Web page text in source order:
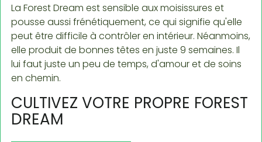
La Forest Dream est sensible aux moisissures et
pousse aussi frénétiquement, ce qui signifie qu'elle
peut être difficile à contrôler en intérieur. Néanmoins,
elle produit de bonnes têtes en juste 9 semaines. Il
lui faut juste un peu de temps, d'amour et de soins
en chemin.
CULTIVEZ VOTRE PROPRE FOREST
DREAM